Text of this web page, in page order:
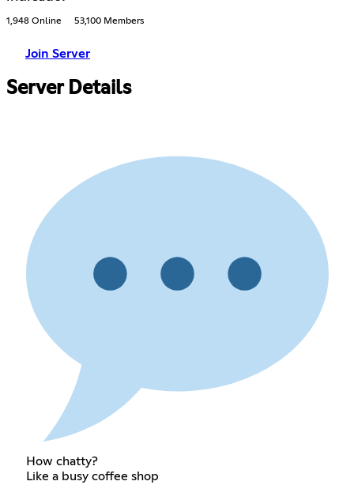
1,948 Online 53,100 Members
Join Server
Server Details
How chatty?
Like a busy coffee shop